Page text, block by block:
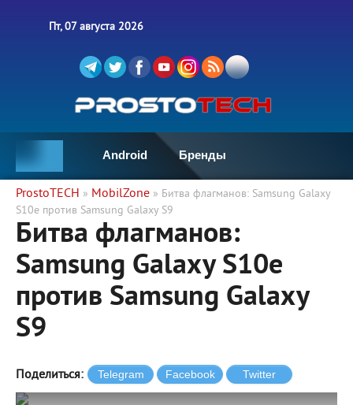
Пт, 07 августа 2026
Android Бренды
ProstoTECH » MobilZone » Битва флагманов: Samsung Galaxy
S10e против Samsung Galaxy S9
Битва флагманов:
Samsung Galaxy S10e
против Samsung Galaxy
S9
Поделиться: